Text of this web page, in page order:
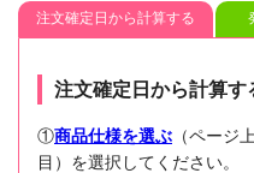
注文確定日から計算する
注文確定日から計算す
①商品仕様を選ぶ （ページ
目）を選択してください。